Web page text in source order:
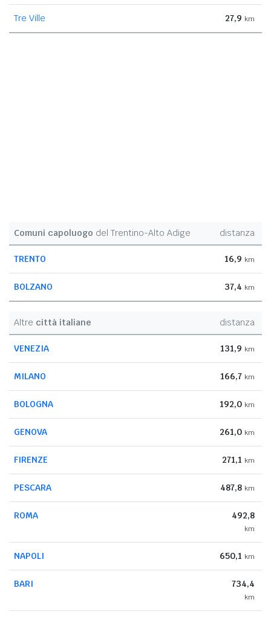
Tre Ville 27,9 km
Comuni capoluogo del Trentino-Alto Adige distanza
TRENTO 16,9 km
BOLZANO 37,4 km
Altre città italiane distanza
VENEZIA 131,9 km
MILANO 166,7 km
BOLOGNA 192,0 km
GENOVA 261,0 km
FIRENZE 271,1 km
PESCARA 487,8 km
ROMA 492,8
km
NAPOLI 650,1 km
BARI 734,4
km